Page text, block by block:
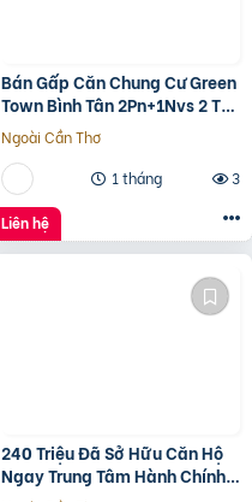
Bán Gấp Căn Chung Cư Green
Town Bình Tân 2Pn+1Nvs 2 Tỷ
2
Ngoài Cần Thơ
1 tháng
3
Liên hệ
240 Triệu Đã Sở Hữu Căn Hộ
Ngay Trung Tâm Hành Chính